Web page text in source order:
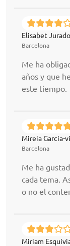
Elisabet Jurado
Barcelona
Me ha
años y que
este tiempo.
Mireia Garcia-
Barcelona
Me ha
cada tema.
o no el
Miriam